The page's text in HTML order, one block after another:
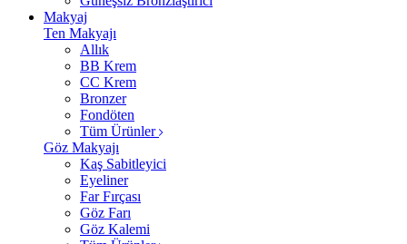
Makyaj
Ten Makyajı
Allık
BB Krem
CC Krem
Bronzer
Fondöten
Tüm Ürünler
Göz Makyajı
Kaş Sabitleyici
Eyeliner
Far Fırçası
Göz Farı
Göz Kalemi